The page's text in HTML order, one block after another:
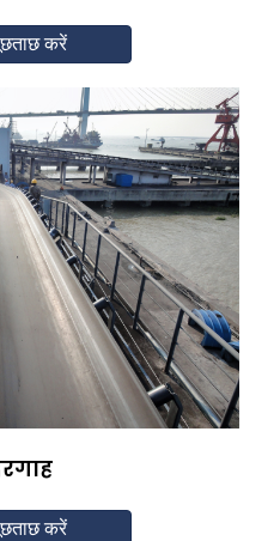
करें
करें